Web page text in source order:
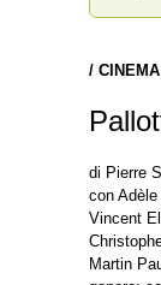
/
di Pierre
con
Vincent
Martin